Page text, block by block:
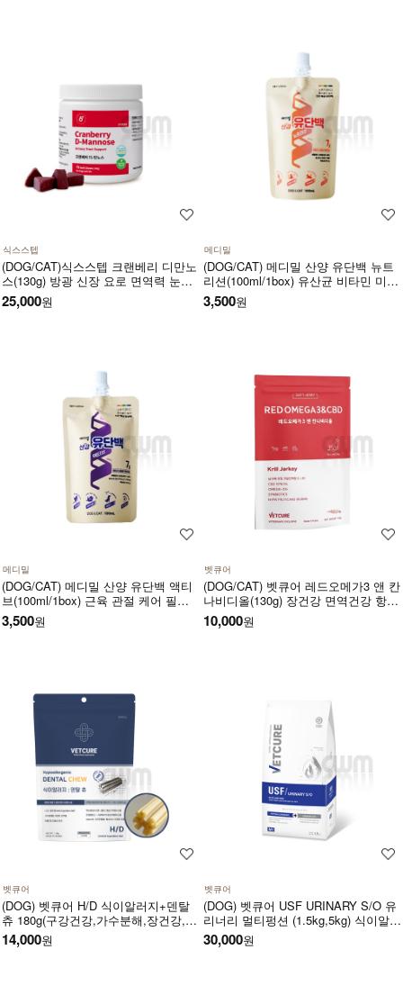
식스스텝
(DOG/CAT)식스스텝 크랜베리 디만노
스(130g) 방광 신장 요로 면역력 눈건
강 혈관건강에 도움 주는 츄어블 타입
영양제
25,000원
메디밀
(DOG/CAT) 메디밀 산양 유단백 뉴트
리션(100ml/1box) 유산균 비타민 미네
랄 함유 한끼 사료 대용 고단백 저지방
영양보충제
3,500원
메디밀
(DOG/CAT) 메디밀 산양 유단백 액티
브(100ml/1box) 근육 관절 케어 필수
아미노산 아르기닌 함유 한끼 사료 대
용 고단백 저지방 영양보충제
3,500원
벳큐어
(DOG/CAT) 벳큐어 레드오메가3 앤 칸
나비디올(130g) 장건강 면역건강 항산
화 피부건강 피모건강에 도움
10,000원
벳큐어
(DOG) 벳큐어 H/D 식이알러지+덴탈
츄 180g(구강건강,가수분해,장건강,피
부건강에 도움)
14,000원
벳큐어
(DOG) 벳큐어 USF URINARY S/O 유
리너리 멀티펑션 (1.5kg,5kg) 식이알러
지 결석관리 가수분해 면역건강 피부
관리 피모관리에 도움
30,000원